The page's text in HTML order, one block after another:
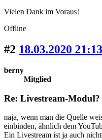
Vielen Dank im Voraus!
Offline
#2 18.03.2020
berny
Mitglied
Re: Livestream-Modul?
naja, wenn man die Quelle
einbinden, ähnlich dem
Ein Livestream ist ja auch